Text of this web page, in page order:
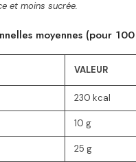
et moins sucrée.
moyennes (pour
VALEUR
230 kcal
10 g
25 g